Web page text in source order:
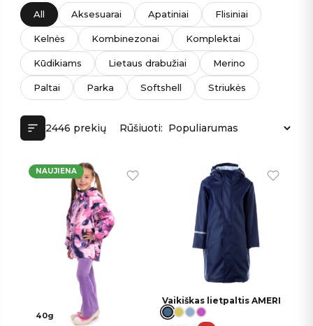
All Aksesuarai Apatiniai Flisiniai
Kelnės Kombinezonai Komplektai
Kūdikiams Lietaus drabužiai Merino
Paltai Parka Softshell Striukės
2446 prekių Rūšiuoti:
40g
NAUJIENA
Vaikiškas lietpaltis AMERI